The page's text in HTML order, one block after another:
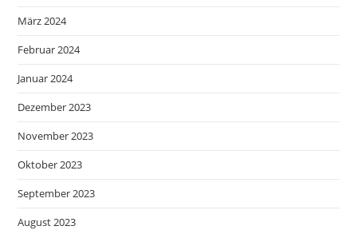
März 2024
Februar 2024
Januar 2024
Dezember 2023
November 2023
Oktober 2023
September 2023
August 2023